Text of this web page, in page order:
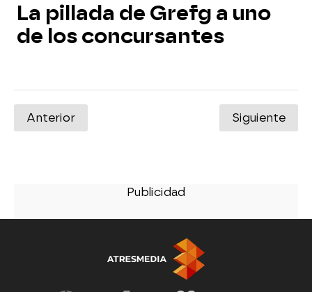
La pillada de Grefg a uno
de los concursantes
Anterior Siguiente